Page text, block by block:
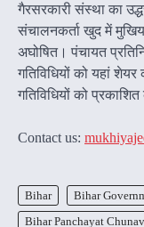
गैरसरकारी संस्था का
संचालनकर्ता खुद में
अघोषित। पंचायत
गतिविधियों को यहां
गतिविधियों को
Contact us:
Bihar Bihar
Bihar Panchayat